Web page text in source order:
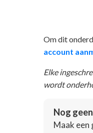
Om dit
account
Elke
wordt
Nog
Maak een